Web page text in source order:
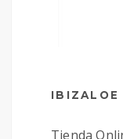
IBIZALOE
Tienda